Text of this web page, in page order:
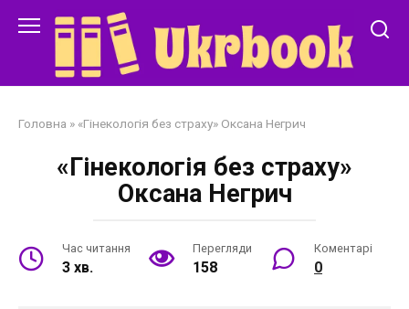
Головна » «Гінекологія без страху» Оксана Негрич
«Гінекологія без страху»
Оксана Негрич
Час читання
3 хв.
Перегляди
158
Коментарі
0